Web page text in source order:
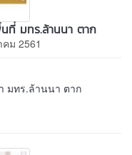
ที่ มทร.ล้านนา ตาก
ม 2561
มทร.ล้านนา ตาก